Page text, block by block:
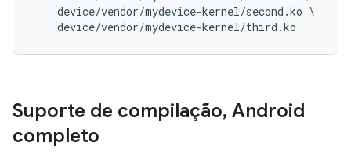
device/vendor/mydevice-kernel/second .ko \
device/vendor/mydevice-kernel/third .ko
Suporte de compilação, Android
completo